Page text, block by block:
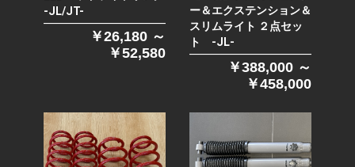
-JL/JT-
￥26,180 ～
￥52,580
ー＆エクステンション＆
スリムライト ２点セッ
ト -JL-
￥388,000 ～
￥458,000